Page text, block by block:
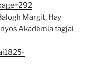
Margit, Hay
Akadémia tagjai